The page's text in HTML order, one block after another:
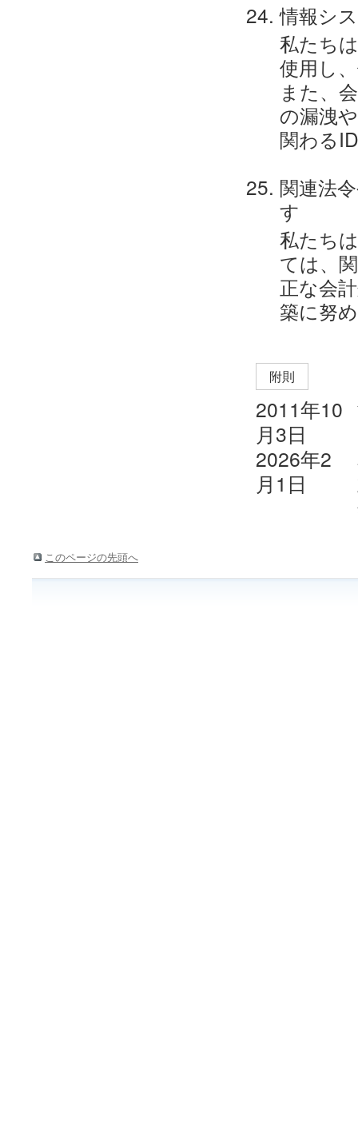
情報シ
私たち
使用し
また、
の漏洩
関わる
関連法
す
私たち
ては、
正な会
築に努
附則
2011年10
月3日
2026年2
月1日
このページの先頭へ